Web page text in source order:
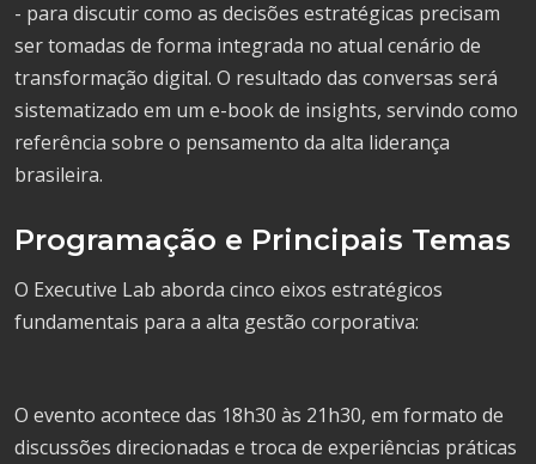
- para discutir como as decisões estratégicas precisam
ser tomadas de forma integrada no atual cenário de
transformação digital. O resultado das conversas será
sistematizado em um e-book de insights, servindo como
referência sobre o pensamento da alta liderança
brasileira.
Programação e Principais Temas
O Executive Lab aborda cinco eixos estratégicos
fundamentais para a alta gestão corporativa:
O evento acontece das 18h30 às 21h30, em formato de
discussões direcionadas e troca de experiências práticas